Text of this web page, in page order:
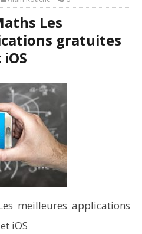
Les
gratuites
meilleures applications
iOS